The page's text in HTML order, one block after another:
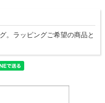
。ラッピングご希望の商品と